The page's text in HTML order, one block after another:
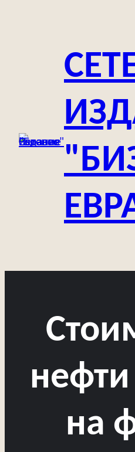
содержимому
на